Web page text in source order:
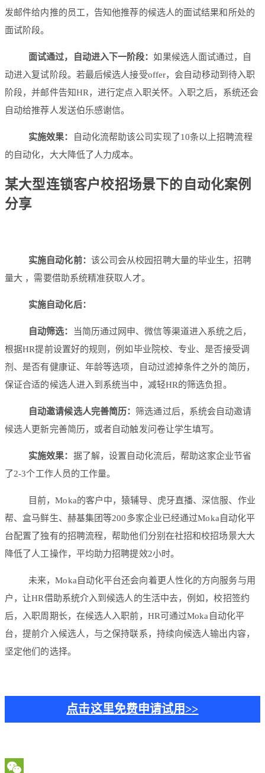
发邮件给内推的员工，告知他推荐的候选人的面试结果和所处的
面试阶段。
面试通过，自动进入下一阶段：如果候选人面试通过，自
动进入复试阶段。若最后候选人接受offer，会自动移动到待入职
阶段，并邮件告知HR，进行定点入职关怀。入职之后，系统还会
自动给推荐人发送伯乐感谢信。
实施效果：
自动化流帮助该公司实现了10条以上招聘流程
的自动化，大大降低了人力成本。
某大型连锁客户校招场景下的自动化案例
分享
实施自动化前： 该公司会从校园招聘大量的毕业生，招聘
量大 ，需要借助系统精准获取人才。
实施自动化后：
自动筛选：
当简历通过网申、微信等渠道进入系统之后，
根据HR提前设置好的规则，例如毕业院校、专业、是否接受调
剂、是否有健康证、年龄等选项，自动过滤掉条件之外的简历，
保证合适的候选人进入到系统当中，减轻HR的筛选负担。
自动邀请候选人完善简历： 筛选通过后，系统会自动邀请
候选人更新完善简历，或者自动触发问卷让学生填写。
实施效果： 据了解，设置自动化流后，帮助这家企业节省
了2-3个工作人员的工作量。
目前，Moka的客户中，猿辅导、虎牙直播、深信服、作业
帮、盒马鲜生、赫基集团等200多家企业已经通过Moka自动化平
台配置了独有的招聘流程，帮助他们分别在社招和校招场景大大
降低了人工操作，平均助力招聘提效2小时。
未来，Moka自动化平台还会向着更人性化的方向服务与用
户，让HR借助系统介入到候选人的生活中去，例如，校招签约
后，入职周期长，在候选人入职前，HR可通过Moka自动化平
台，提前介入候选人，与之保持联系，持续向候选人输出内容，
坚定他们的选择。
点击这里免费申请试用>>